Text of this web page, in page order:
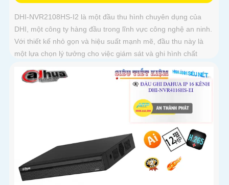
DHI-NVR2108HS-I2 là một đầu thu hình chuyên dụng của
DHI, một công ty hàng đầu trong lĩnh vực công nghệ an ninh.
Với thiết kế nhỏ gọn và hiệu suất mạnh mẽ, đầu thu này là
một lựa chọn lý tưởng cho việc giám sát và ghi hình chất